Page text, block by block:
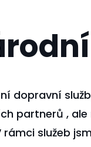
dopravní
partnerů , ale
rámci služeb